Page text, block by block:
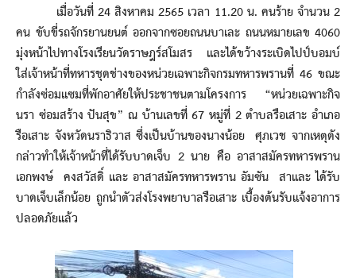
เมื่อวันที่ 24 สิงหาคม 2565 เวลา 11.20 น. คนร้าย จำนวน 2
คน ขับขี่รถจักรยานยนต์ ออกจากซอยถนนบาเละ ถนนหมายเลข 4060
มุ่งหน้าไปทางโรงเรียนวัดราษฎร์สโมสร และได้ขว้างระเบิดไปป์บอมบ์
ใส่เจ้าหน้าที่ทหารชุดช่างของหน่วยเฉพาะกิจกรมทหารพรานที่ 46 ขณะ
กำลังซ่อมแซมที่พักอาศัยให้ประชาชนตามโครงการ “หน่วยเฉพาะกิจ
นรา ซ่อมสร้าง ปันสุข” ณ บ้านเลขที่ 67 หมู่ที่ 2 ตำบลรือเสาะ อำเภอ
รือเสาะ จังหวัดนราธิวาส ซึ่งเป็นบ้านของนางน้อย ศุภเวช จากเหตุดัง
กล่าวทำให้เจ้าหน้าที่ได้รับบาดเจ็บ 2 นาย คือ อาสาสมัครทหารพราน
เอกพงษ์ คงสวัสดิ์ และ อาสาสมัครทหารพราน อัมซัน สาและ ได้รับ
บาดเจ็บเล็กน้อย ถูกนำตัวส่งโรงพยาบาลรือเสาะ เบื้องต้นรับแจ้งอาการ
ปลอดภัยแล้ว